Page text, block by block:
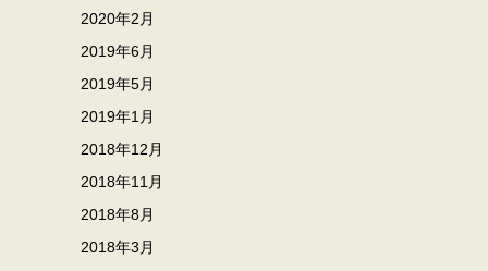
2020年2月
2019年6月
2019年5月
2019年1月
2018年12月
2018年11月
2018年8月
2018年3月